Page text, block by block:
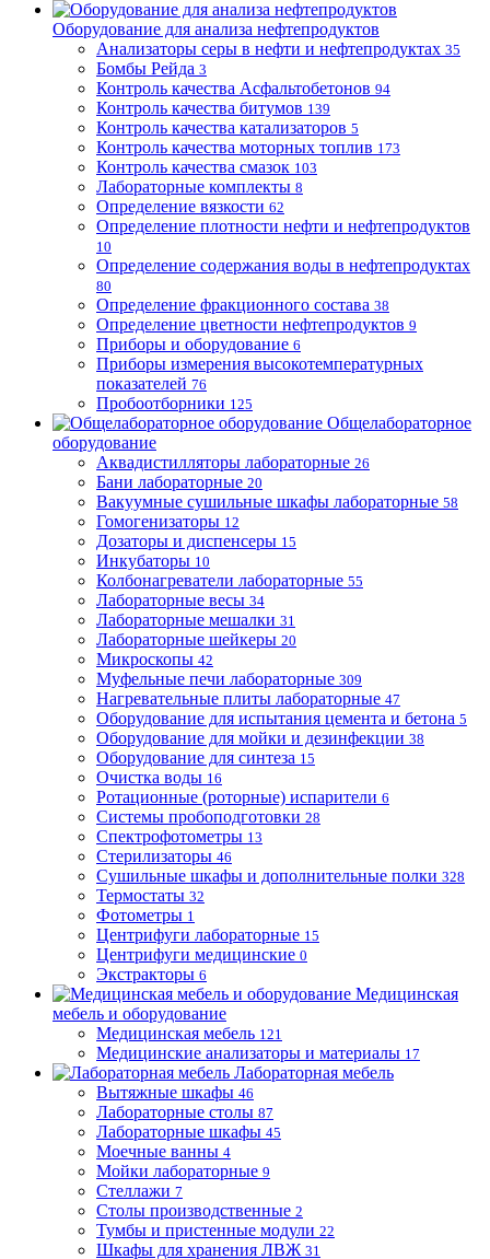
Оборудование для анализа нефтепродуктов
Анализаторы серы в нефти и нефтепродуктах 35
Бомбы Рейда 3
Контроль качества Асфальтобетонов 94
Контроль качества битумов 139
Контроль качества катализаторов 5
Контроль качества моторных топлив 173
Контроль качества смазок 103
Лабораторные комплекты 8
Определение вязкости 62
Определение плотности нефти и нефтепродуктов
10
Определение содержания воды в нефтепродуктах
80
Определение фракционного состава 38
Определение цветности нефтепродуктов 9
Приборы и оборудование 6
Приборы измерения высокотемпературных
показателей 76
Пробоотборники 125
Общелабораторное
оборудование
Аквадистилляторы лабораторные 26
Бани лабораторные 20
Вакуумные сушильные шкафы лабораторные 58
Гомогенизаторы 12
Дозаторы и диспенсеры 15
Инкубаторы 10
Колбонагреватели лабораторные 55
Лабораторные весы 34
Лабораторные мешалки 31
Лабораторные шейкеры 20
Микроскопы 42
Муфельные печи лабораторные 309
Нагревательные плиты лабораторные 47
Оборудование для испытания цемента и бетона 5
Оборудование для мойки и дезинфекции 38
Оборудование для синтеза 15
Очистка воды 16
Ротационные (роторные) испарители 6
Системы пробоподготовки 28
Спектрофотометры 13
Стерилизаторы 46
Сушильные шкафы и дополнительные полки 328
Термостаты 32
Фотометры 1
Центрифуги лабораторные 15
Центрифуги медицинские 0
Экстракторы 6
Медицинская
мебель и оборудование
Медицинская мебель 121
Медицинские анализаторы и материалы 17
Лабораторная мебель
Вытяжные шкафы 46
Лабораторные столы 87
Лабораторные шкафы 45
Моечные ванны 4
Мойки лабораторные 9
Стеллажи 7
Столы производственные 2
Тумбы и пристенные модули 22
Шкафы для хранения ЛВЖ 31